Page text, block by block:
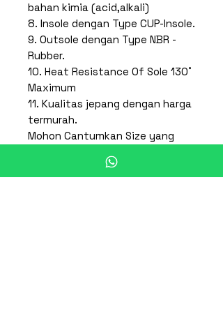
bahan kimia (acid,alkali)
8. Insole dengan Type CUP-Insole.
9. Outsole dengan Type NBR -
Rubber.
10. Heat Resistance Of Sole 130˚
Maximum
11. Kualitas jepang dengan harga
termurah.
Mohon Cantumkan Size yang
22cm, 23cm, 24cm, 25cm, 26cm,